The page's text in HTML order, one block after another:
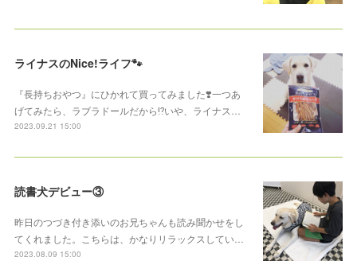
ライナスのNice!ライフ🐾
『長持ちおやつ』にひかれて買ってみました❣️一つあ
げてみたら、ラブラドールだから⁉️いや、ライナス…
2023.09.21 15:00
読書犬デビュー③
昨日のつづき付き添いのお兄ちゃんも読み聞かせをし
てくれました。こちらは、かなりリラックスしてい…
2023.08.09 15:00